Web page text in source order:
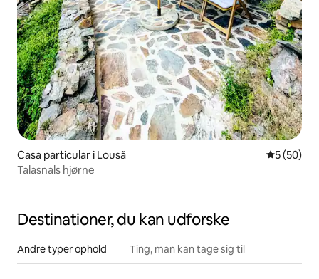
Casa particular i Lousã 5 ud af 5 i
5 (50)
Talasnals hjørne
Destinationer, du kan udforske
Andre typer ophold Ting, man kan tage sig til